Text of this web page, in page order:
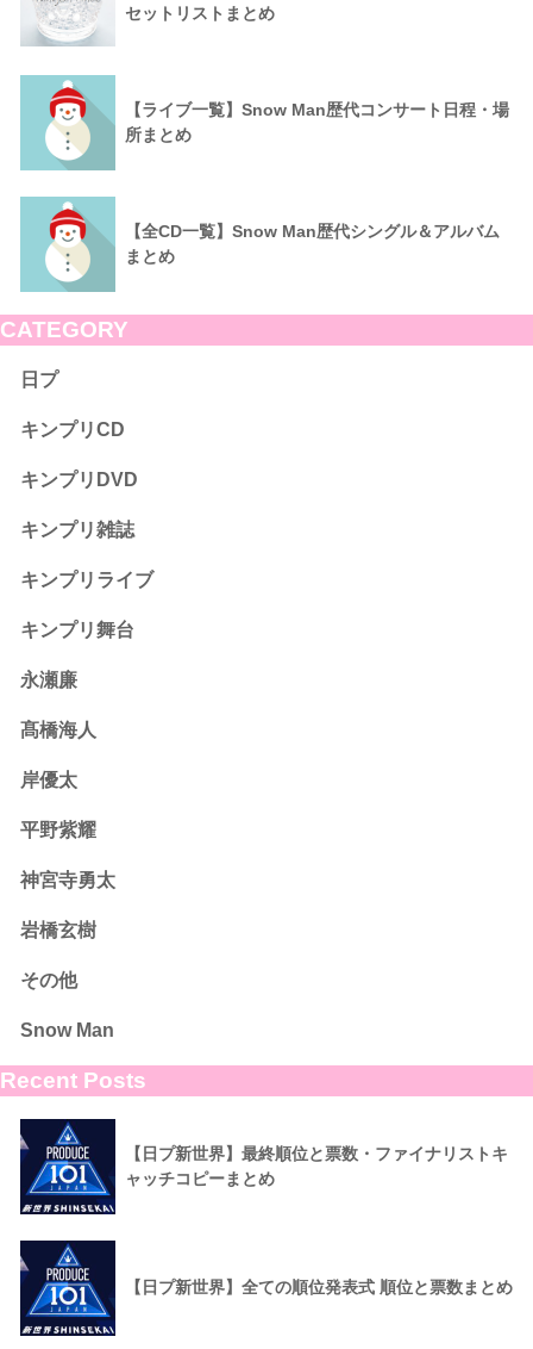
セットリストまとめ
【ライブ一覧】Snow Man歴代コンサート日程・場
所まとめ
【全CD一覧】Snow Man歴代シングル＆アルバム
まとめ
CATEGORY
日プ
キンプリCD
キンプリDVD
キンプリ雑誌
キンプリライブ
キンプリ舞台
永瀬廉
髙橋海人
岸優太
平野紫耀
神宮寺勇太
岩橋玄樹
その他
Snow Man
Recent Posts
【日プ新世界】最終順位と票数・ファイナリストキ
ャッチコピーまとめ
【日プ新世界】全ての順位発表式 順位と票数まとめ